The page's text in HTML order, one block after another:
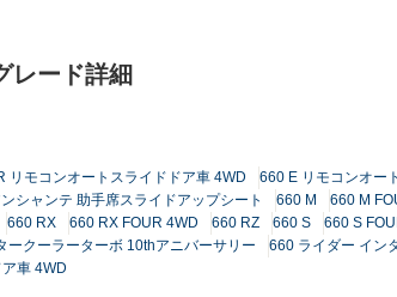
レード詳細
リモコンオートスライドドア車 4WD
660 E リモコンオー
シャンテ 助手席スライドアップシート
660 M 660 M
660 RX 660 RX FOUR 4WD 660 RZ 660 S 660 S
ークーラーターボ 10thアニバーサリー
660 ライダー イン
車 4WD